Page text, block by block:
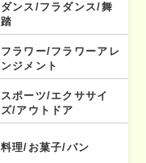
ダンス/フラダンス/舞
踏
フラワー/フラワーアレ
ンジメント
スポーツ/エクササイ
ズ/アウトドア
料理/お菓子/パン